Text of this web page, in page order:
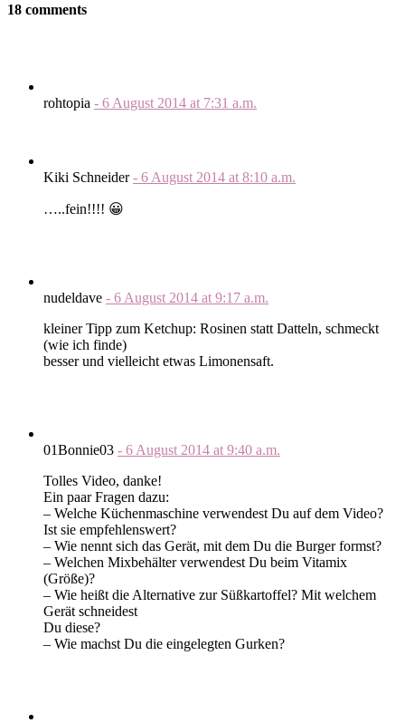
18 comments
rohtopia - 6 August 2014 at 7:31 a.m.
Kiki Schneider- 6 August 2014 at 8:10 a.m.
…..fein!!!! 😀
nudeldave - 6 August 2014 at 9:17 a.m.
kleiner Tipp zum Ketchup: Rosinen statt Datteln, schmeckt
(wie ich finde)
besser und vielleicht etwas Limonensaft.
01Bonnie03 - 6 August 2014 at 9:40 a.m.
Tolles Video, danke!
Ein paar Fragen dazu:
– Welche Küchenmaschine verwendest Du auf dem Video?
Ist sie empfehlenswert?
– Wie nennt sich das Gerät, mit dem Du die Burger formst?
– Welchen Mixbehälter verwendest Du beim Vitamix
(Größe)?
– Wie heißt die Alternative zur Süßkartoffel? Mit welchem
Gerät schneidest
Du diese?
– Wie machst Du die eingelegten Gurken?